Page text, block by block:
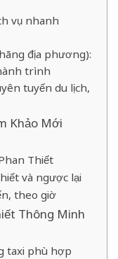
vụ nhanh
địa phương):
trình
tuyến du lịch,
Khảo Mới
Thiết
và ngược lại
theo giờ
Thông Minh
taxi phù hợp